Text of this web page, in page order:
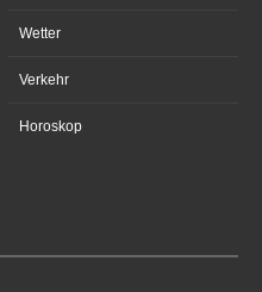
Wetter
Verkehr
Horoskop